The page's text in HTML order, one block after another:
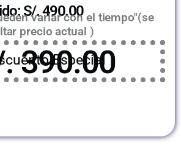
S/. 490.00
variar con el tiempo"(se
precio actual )
Especial
390.00